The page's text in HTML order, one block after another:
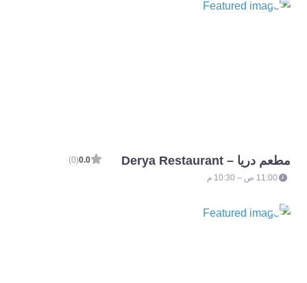
مطعم دريا – Derya Restaurant 0.0
(0)
11:00 ص – 10:30 م